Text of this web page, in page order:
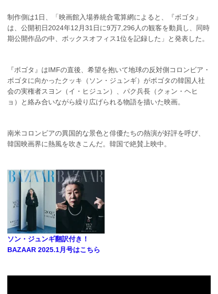
制作側は1日、「映画館入場券統合電算網によると、『ボゴタ』
は、公開初日2024年12月31日に9万7,296人の観客を動員し、同時
期公開作品の中、ボックスオフィス1位を記録した」と発表した。
『ボゴタ』はIMFの直後、希望を抱いて地球の反対側コロンビア・
ボゴタに向かったクッキ（ソン・ジュンギ）がボゴタの韓国人社
会の実権者スヨン（イ・ヒジュン）、パク兵長（クォン・ヘヒ
ョ）と絡み合いながら繰り広げられる物語を描いた映画。
南米コロンビアの異国的な景色と俳優たちの熱演が好評を呼び、
韓国映画界に熱風を吹きこんだ。韓国で絶賛上映中。
ソン・ジュンギ翻訳付き！
BAZAAR 2025.1月号はこちら